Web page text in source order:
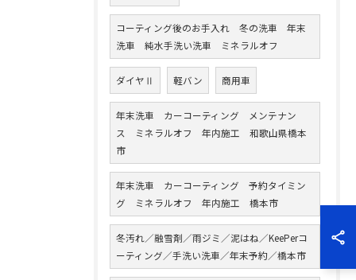
コーティング後のお手入れ 冬の洗車 年末
洗車 純水手洗い洗車 ミネラルオフ
ダイヤⅡ 軽バン 商用車
年末洗車 カーコーティング メンテナン
ス ミネラルオフ 年内施工 和歌山県橋本
市
年末洗車 カーコーティング 予約タイミン
グ ミネラルオフ 年内施工 橋本市
冬汚れ／融雪剤／雨ジミ／泥はね／KeePerコ
ーティング／手洗い洗車／年末予約／橋本市